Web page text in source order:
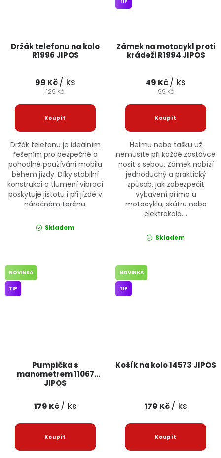
Držák telefonu na kolo
R1996 JIPOS
99 Kč/ ks
129 Kč
Držák telefonu je ideálním
řešením pro bezpečné a
pohodlné používání mobilu
během jízdy. Díky stabilní
konstrukci a tlumení vibrací
poskytuje jistotu i při jízdě v
náročném terénu.
Skladem
Zámek na motocykl proti
krádeži R1994 JIPOS
49 Kč/ ks
99 Kč
Helmu nebo tašku už
nemusíte při každé zastávce
nosit s sebou. Zámek nabízí
jednoduchý a praktický
způsob, jak zabezpečit
vybavení přímo u
motocyklu, skútru nebo
elektrokola....
Skladem
Pumpička s
manometrem 11067
JIPOS
NOVINKA
TIP
179 Kč/ ks
Košík na kolo 14573 JIPOS
NOVINKA
TIP
179 Kč/ ks